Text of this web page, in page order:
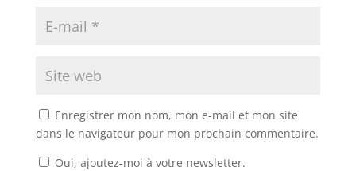
Enregistrer mon nom, mon e-mail et mon site
dans le navigateur pour mon prochain commentaire.
Oui, ajoutez-moi à votre newsletter.